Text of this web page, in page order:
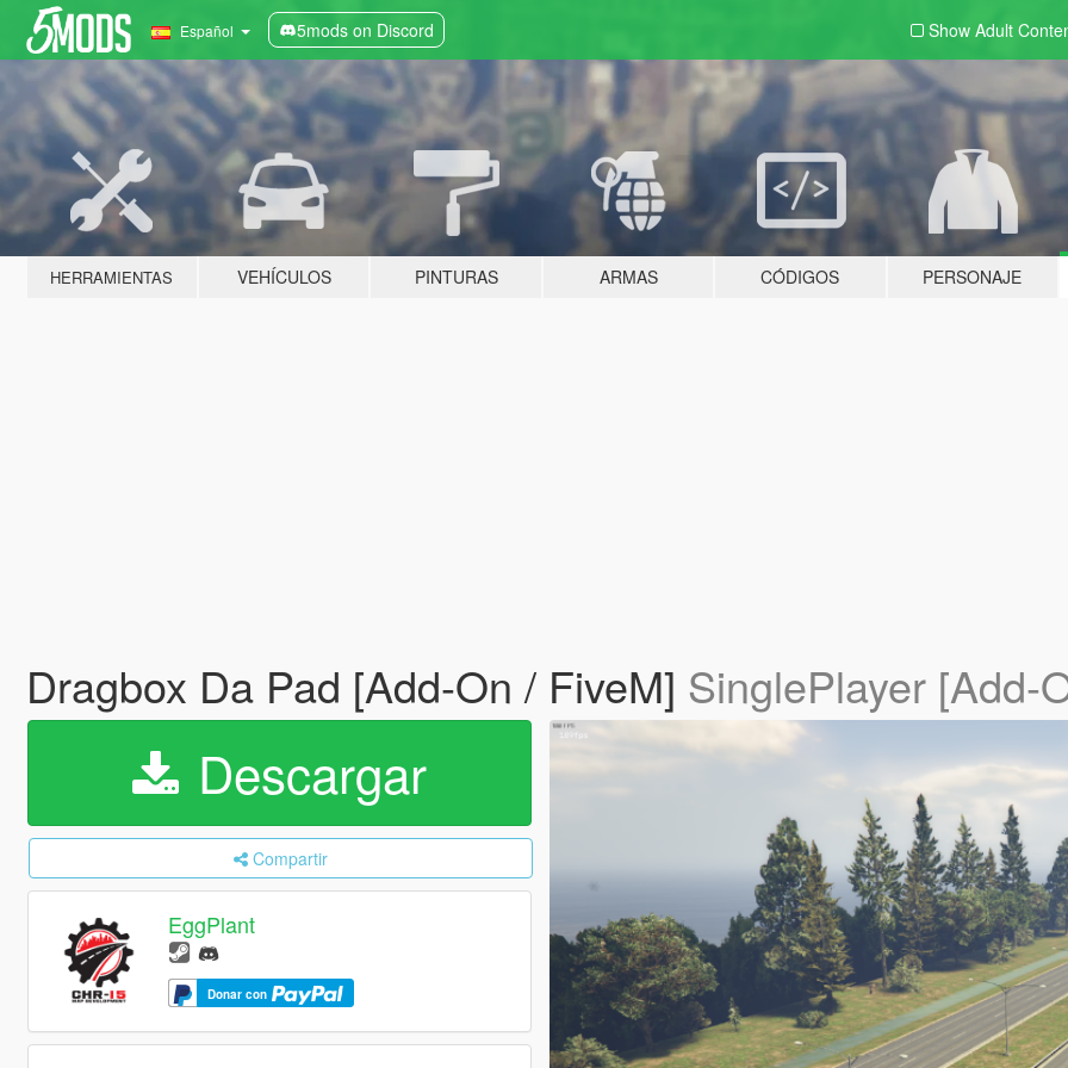
Español 5mods on Discord Show Adult
HERRAMIENTAS VEHÍCULOS PINTURAS ARMAS CÓDIGOS PERSONAJE
Dragbox Da Pad [Add-On / FiveM] SinglePlayer [Add-
Descargar
Compartir
EggPlant
Donar con